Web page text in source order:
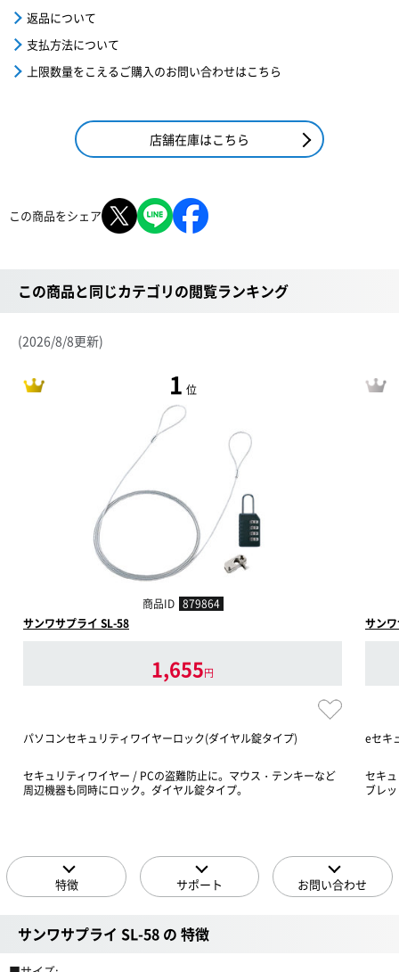
返品について
支払方法について
上限数量をこえるご購入のお問い合わせはこちら
店舗在庫はこちら
この商品をシェア
この商品と同じカテゴリの閲覧ランキング
(2026/8/8更新)
1 位
商品ID 879864
サンワサプライ SL-58
1,655円
パソコンセキュリティワイヤーロック(ダイヤル錠タイプ)
セキュリティワイヤー / PCの盗難防止に。マウス・テンキーなど
周辺機器も同時にロック。ダイヤル錠タイプ。
サン
eセキ
セキ
ブレ
特徴 サポート お問い合わせ
サンワサプライ SL-58 の 特徴